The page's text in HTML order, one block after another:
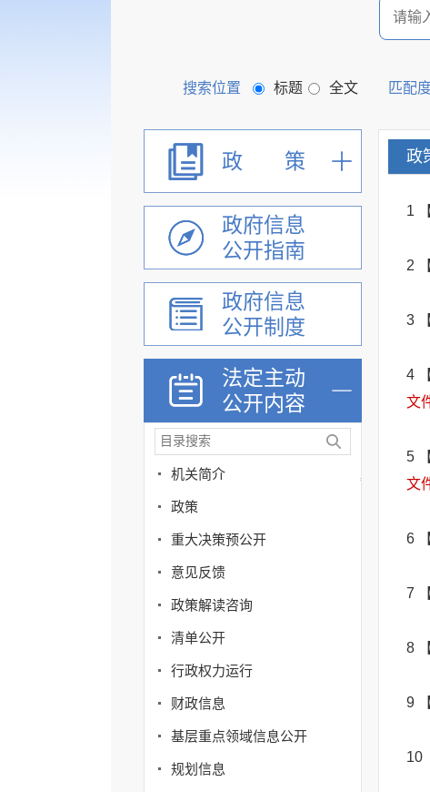
搜索位置 标题 全文 匹配
政 策
政府信息
公开指南
政府信息
公开制度
法定主动
公开内容
机关简介
政策
重大决策预公开
意见反馈
政策解读咨询
清单公开
行政权力运行
财政信息
基层重点领域信息公开
规划信息
政
1
2
3
4
文
5
文
6
7
8
9
10